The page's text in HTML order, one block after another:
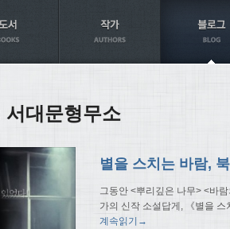
서대문형무소
별을 스치는 바람,
그동안 <뿌리깊은 나무> <바
가의 신작 소설답게, 《별을
계속읽기→